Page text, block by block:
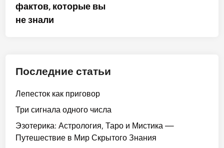
фактов, которые вы
не знали
Последние статьи
Лепесток как приговор
Три сигнала одного числа
Эзотерика: Астрология, Таро и Мистика —
Путешествие в Мир Скрытого Знания